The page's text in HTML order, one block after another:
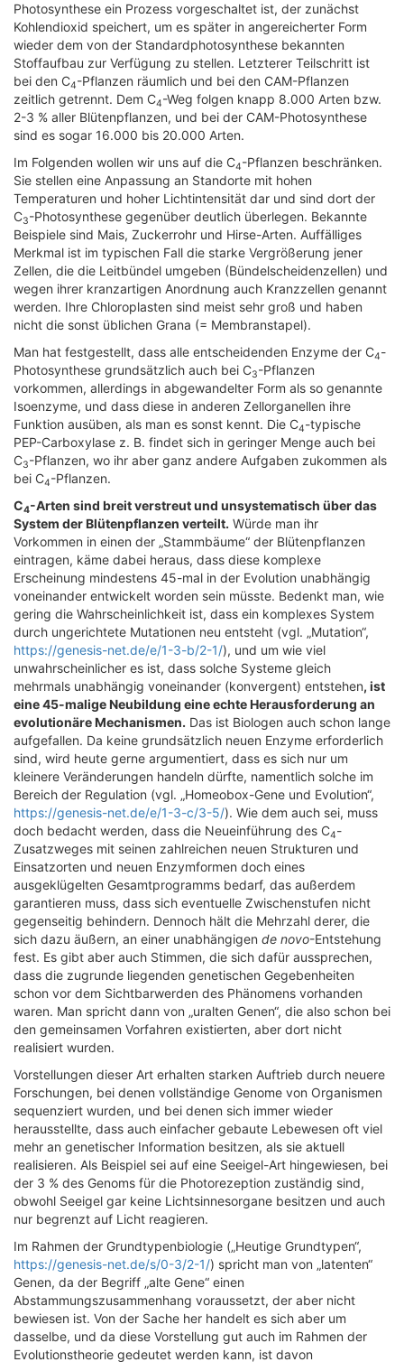
Photosynthese ein Prozess vorgeschaltet ist, der zunächst
Kohlendioxid speichert, um es später in angereicherter Form
wieder dem von der Standardphotosynthese bekannten
Stoffaufbau zur Verfügung zu stellen. Letzterer Teilschritt ist
bei den C4-Pflanzen räumlich und bei den CAM-Pflanzen
zeitlich getrennt. Dem C4-Weg folgen knapp 8.000 Arten bzw.
2-3 % aller Blütenpflanzen, und bei der CAM-Photosynthese
sind es sogar 16.000 bis 20.000 Arten.
Im Folgenden wollen wir uns auf die C4-Pflanzen beschränken.
Sie stellen eine Anpassung an Standorte mit hohen
Temperaturen und hoher Lichtintensität dar und sind dort der
C3-Photosynthese gegenüber deutlich überlegen. Bekannte
Beispiele sind Mais, Zuckerrohr und Hirse-Arten. Auffälliges
Merkmal ist im typischen Fall die starke Vergrößerung jener
Zellen, die die Leitbündel umgeben (Bündelscheidenzellen) und
wegen ihrer kranzartigen Anordnung auch Kranzzellen genannt
werden. Ihre Chloroplasten sind meist sehr groß und haben
nicht die sonst üblichen Grana (= Membranstapel).
Man hat festgestellt, dass alle entscheidenden Enzyme der C4-
Photosynthese grundsätzlich auch bei C3-Pflanzen
vorkommen, allerdings in abgewandelter Form als so genannte
Isoenzyme, und dass diese in anderen Zellorganellen ihre
Funktion ausüben, als man es sonst kennt. Die C4-typische
PEP-Carboxylase z. B. findet sich in geringer Menge auch bei
C3-Pflanzen, wo ihr aber ganz andere Aufgaben zukommen als
bei C4-Pflanzen.
C4-Arten sind breit verstreut und unsystematisch über das
System der Blütenpflanzen verteilt. Würde man ihr
Vorkommen in einen der „Stammbäume“ der Blütenpflanzen
eintragen, käme dabei heraus, dass diese komplexe
Erscheinung mindestens 45-mal in der Evolution unabhängig
voneinander entwickelt worden sein müsste. Bedenkt man, wie
gering die Wahrscheinlichkeit ist, dass ein komplexes System
durch ungerichtete Mutationen neu entsteht (vgl. „Mutation“,
https://genesis-net.de/e/1-3-b/2-1/), und um wie viel
unwahrscheinlicher es ist, dass solche Systeme gleich
mehrmals unabhängig voneinander (konvergent) entstehen, ist
eine 45-malige Neubildung eine echte Herausforderung an
evolutionäre Mechanismen. Das ist Biologen auch schon lange
aufgefallen. Da keine grundsätzlich neuen Enzyme erforderlich
sind, wird heute gerne argumentiert, dass es sich nur um
kleinere Veränderungen handeln dürfte, namentlich solche im
Bereich der Regulation (vgl. „Homeobox-Gene und Evolution“,
https://genesis-net.de/e/1-3-c/3-5/). Wie dem auch sei, muss
doch bedacht werden, dass die Neueinführung des C4-
Zusatzweges mit seinen zahlreichen neuen Strukturen und
Einsatzorten und neuen Enzymformen doch eines
ausgeklügelten Gesamtprogramms bedarf, das außerdem
garantieren muss, dass sich eventuelle Zwischenstufen nicht
gegenseitig behindern. Dennoch hält die Mehrzahl derer, die
sich dazu äußern, an einer unabhängigen de novo-Entstehung
fest. Es gibt aber auch Stimmen, die sich dafür aussprechen,
dass die zugrunde liegenden genetischen Gegebenheiten
schon vor dem Sichtbarwerden des Phänomens vorhanden
waren. Man spricht dann von „uralten Genen“, die also schon bei
den gemeinsamen Vorfahren existierten, aber dort nicht
realisiert wurden.
Vorstellungen dieser Art erhalten starken Auftrieb durch neuere
Forschungen, bei denen vollständige Genome von Organismen
sequenziert wurden, und bei denen sich immer wieder
herausstellte, dass auch einfacher gebaute Lebewesen oft viel
mehr an genetischer Information besitzen, als sie aktuell
realisieren. Als Beispiel sei auf eine Seeigel-Art hingewiesen, bei
der 3 % des Genoms für die Photorezeption zuständig sind,
obwohl Seeigel gar keine Lichtsinnesorgane besitzen und auch
nur begrenzt auf Licht reagieren.
Im Rahmen der Grundtypenbiologie („Heutige Grundtypen“,
https://genesis-net.de/s/0-3/2-1/) spricht man von „latenten“
Genen, da der Begriff „alte Gene“ einen
Abstammungszusammenhang voraussetzt, der aber nicht
bewiesen ist. Von der Sache her handelt es sich aber um
dasselbe, und da diese Vorstellung gut auch im Rahmen der
Evolutionstheorie gedeutet werden kann, ist davon